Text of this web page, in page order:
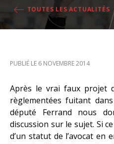
TOUTES LES ACTUALITÉS
PUBLIÉ LE 6 NOVEMBRE 2014
Après le vrai faux projet
règlementées fuitant
député Ferrand nous
discussion sur le sujet. Si
d’un statut de l’avocat en